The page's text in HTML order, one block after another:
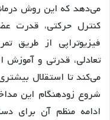
می‌دهد که این روش
کنترل حرکتی، قدرت
فیزیوتراپی از طریق
تعادلی، قدرتی و آموزش
می‌کند تا استقلال
شروع زودهنگام این
ادامه منظم آن برای